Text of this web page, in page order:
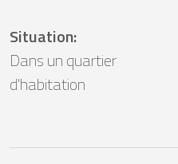
Situation:
Dans un quartier
d'habitation